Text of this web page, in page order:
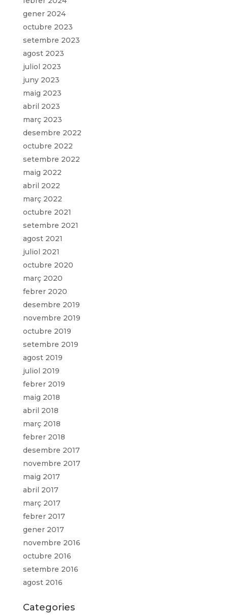
gener 2024
octubre 2023
setembre 2023
agost 2023
juliol 2023
juny 2023
maig 2023
abril 2023
març 2023
desembre 2022
octubre 2022
setembre 2022
maig 2022
abril 2022
març 2022
octubre 2021
setembre 2021
agost 2021
juliol 2021
octubre 2020
març 2020
febrer 2020
desembre 2019
novembre 2019
octubre 2019
setembre 2019
agost 2019
juliol 2019
febrer 2019
maig 2018
abril 2018
març 2018
febrer 2018
desembre 2017
novembre 2017
maig 2017
abril 2017
març 2017
febrer 2017
gener 2017
novembre 2016
octubre 2016
setembre 2016
agost 2016
Categories